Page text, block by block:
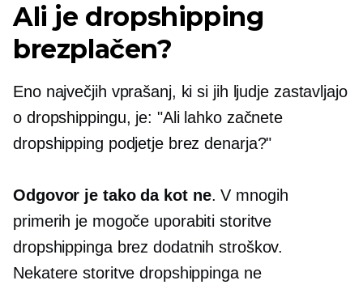
Ali je dropshipping
brezplačen?
Eno največjih vprašanj, ki si jih ljudje zastavljajo
o dropshippingu, je: "Ali lahko začnete
dropshipping podjetje brez denarja?"
Odgovor je tako da kot ne. V mnogih
primerih je mogoče uporabiti storitve
dropshippinga brez dodatnih stroškov.
Nekatere storitve dropshippinga ne